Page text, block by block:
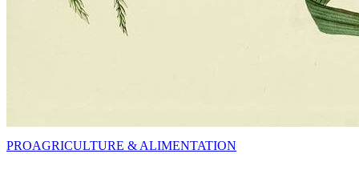
PROAGRICULTURE & ALIMENTATION